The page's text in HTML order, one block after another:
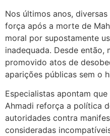
Nos últimos anos,
força após a morte de
moral por supostamente
inadequada. Desde então,
promovido atos de
aparições públicas sem o
Especialistas apontam
Ahmadi reforça a política
autoridades contra
consideradas